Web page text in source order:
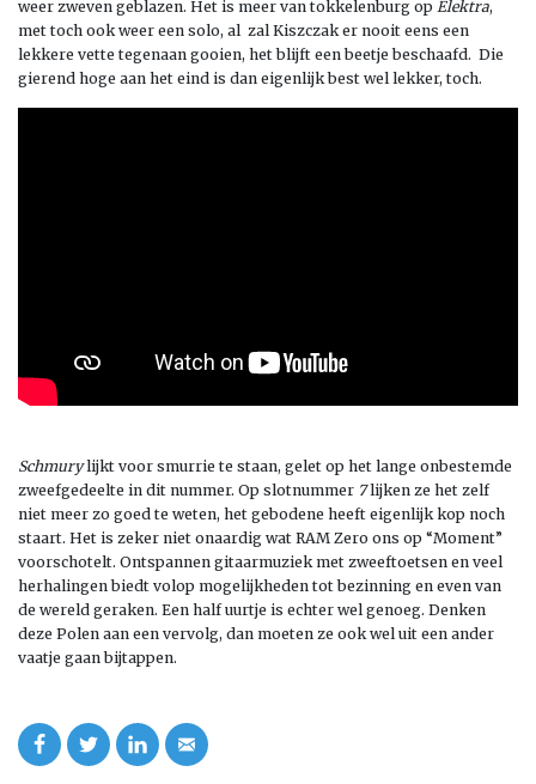
weer zweven geblazen. Het is meer van tokkelenburg op Elektra,
met toch ook weer een solo, al zal Kiszczak er nooit eens een
lekkere vette tegenaan gooien, het blijft een beetje beschaafd. Die
gierend hoge aan het eind is dan eigenlijk best wel lekker, toch.
Schmurylijkt voor smurrie te staan, gelet op het lange onbestemde
zweefgedeelte in dit nummer. Op slotnummer 7lijken ze het zelf
niet meer zo goed te weten, het gebodene heeft eigenlijk kop noch
staart. Het is zeker niet onaardig wat RAM Zero ons op “Moment”
voorschotelt. Ontspannen gitaarmuziek met zweeftoetsen en veel
herhalingen biedt volop mogelijkheden tot bezinning en even van
de wereld geraken. Een half uurtje is echter wel genoeg. Denken
deze Polen aan een vervolg, dan moeten ze ook wel uit een ander
vaatje gaan bijtappen.